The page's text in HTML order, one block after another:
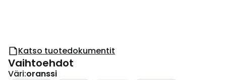
Katso tuotedokumentit
Vaihtoehdot
Väri:oranssi